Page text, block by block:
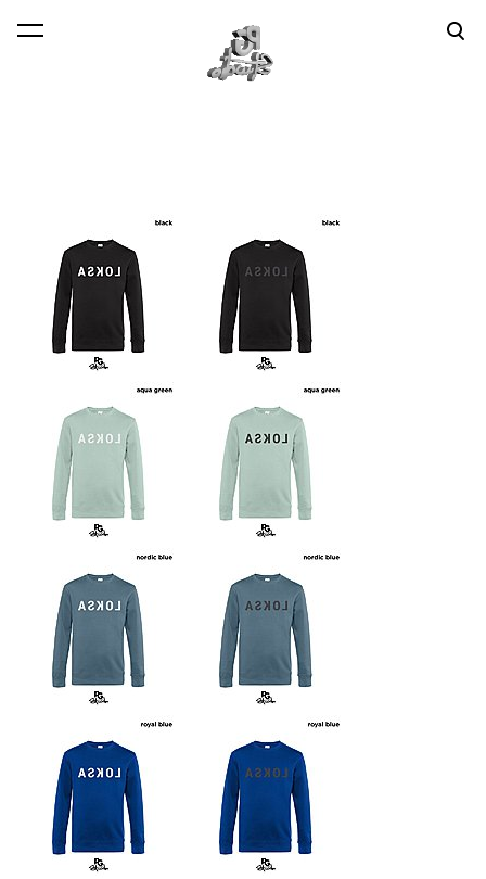
lisati ostukorvi. Vaata ostukorvi